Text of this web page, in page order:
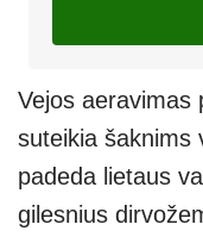
Vejos aeravimas
suteikia šaknims
padeda lietaus
gilesnius